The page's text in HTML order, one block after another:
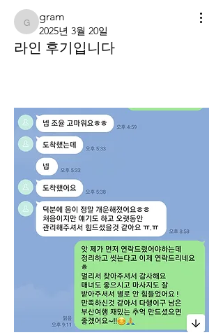
gram
gram
2025년 3월 20일
라인 후기입니다